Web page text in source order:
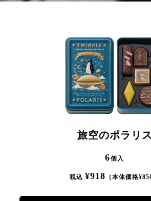
旅空のポラリス
6個入
税込 ¥918 （本体価格¥